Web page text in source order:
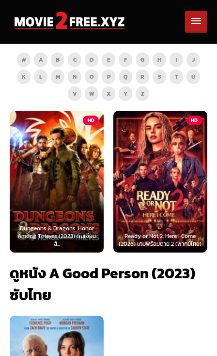
# A B C D E F G H I
J
K
L M N O P Q R S T
U
V
W X Y Z
HD
Dragons: Honor
(2023) ดันเจียน
HD
Ready or Not 2: Here I Come
(2026) เกมพร้อมตาย 2 (พากย์ไทย)
Now You See
(2025) อาช
ดูหนัง A Good Person (2023)
ซับไทย